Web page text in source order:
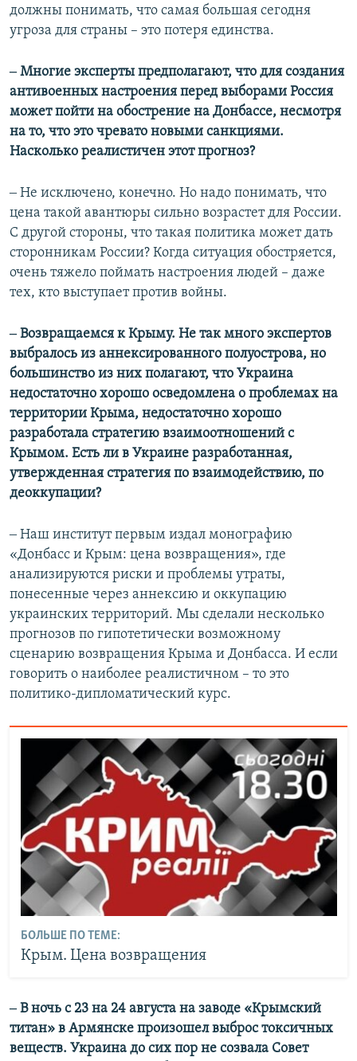
должны понимать, что самая большая сегодня
угроза для страны – это потеря единства.
‒ Многие эксперты предполагают, что для создания
антивоенных настроения перед выборами Россия
может пойти на обострение на Донбассе, несмотря
на то, что это чревато новыми санкциями.
Насколько реалистичен этот прогноз?
‒ Не исключено, конечно. Но надо понимать, что
цена такой авантюры сильно возрастет для России.
С другой стороны, что такая политика может дать
сторонникам России? Когда ситуация обостряется,
очень тяжело поймать настроения людей – даже
тех, кто выступает против войны.
‒ Возвращаемся к Крыму. Не так много экспертов
выбралось из аннексированного полуострова, но
большинство из них полагают, что Украина
недостаточно хорошо осведомлена о проблемах на
территории Крыма, недостаточно хорошо
разработала стратегию взаимоотношений с
Крымом. Есть ли в Украине разработанная,
утвержденная стратегия по взаимодействию, по
деоккупации?
‒ Наш институт первым издал монографию
«Донбасс и Крым: цена возвращения», где
анализируются риски и проблемы утраты,
понесенные через аннексию и оккупацию
украинских территорий. Мы сделали несколько
прогнозов по гипотетически возможному
сценарию возвращения Крыма и Донбасса. И если
говорить о наиболее реалистичном – то это
политико-дипломатический курс.
БОЛЬШЕ ПО ТЕМЕ:
Крым. Цена возвращения
‒ В ночь с 23 на 24 августа на заводе «Крымский
титан» в Армянске произошел выброс токсичных
веществ. Украина до сих пор не созвала Совет